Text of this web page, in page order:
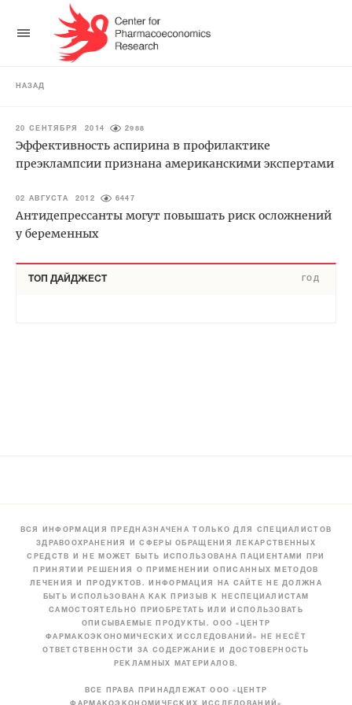
НАЗАД
20 СЕНТЯБРЯ 2014 2988
Эффективность аспирина в профилактике
преэклампсии признана американскими экспертами
02 АВГУСТА 2012 6447
Антидепрессанты могут повышать риск осложнений
у беременных
ТОП ДАЙДЖЕСТ ГОД
ВСЯ ИНФОРМАЦИЯ ПРЕДНАЗНАЧЕНА ТОЛЬКО ДЛЯ СПЕЦИАЛИСТОВ
ЗДРАВООХРАНЕНИЯ И СФЕРЫ ОБРАЩЕНИЯ ЛЕКАРСТВЕННЫХ
СРЕДСТВ И НЕ МОЖЕТ БЫТЬ ИСПОЛЬЗОВАНА ПАЦИЕНТАМИ ПРИ
ПРИНЯТИИ РЕШЕНИЯ О ПРИМЕНЕНИИ ОПИСАННЫХ МЕТОДОВ
ЛЕЧЕНИЯ И ПРОДУКТОВ. ИНФОРМАЦИЯ НА САЙТЕ НЕ ДОЛЖНА
БЫТЬ ИСПОЛЬЗОВАНА КАК ПРИЗЫВ К НЕСПЕЦИАЛИСТАМ
САМОСТОЯТЕЛЬНО ПРИОБРЕТАТЬ ИЛИ ИСПОЛЬЗОВАТЬ
ОПИСЫВАЕМЫЕ ПРОДУКТЫ. ООО «ЦЕНТР
ФАРМАКОЭКОНОМИЧЕСКИХ ИССЛЕДОВАНИЙ» НЕ НЕСЁТ
ОТВЕТСТВЕННОСТИ ЗА СОДЕРЖАНИЕ И ДОСТОВЕРНОСТЬ
РЕКЛАМНЫХ МАТЕРИАЛОВ.
ВСЕ ПРАВА ПРИНАДЛЕЖАТ ООО «ЦЕНТР